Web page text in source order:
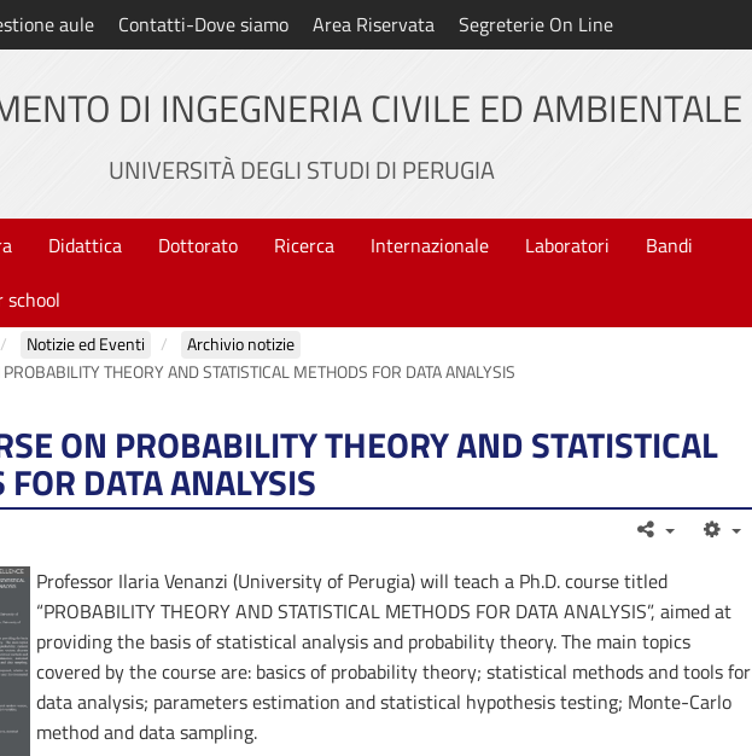
aule Contatti-Dove siamo Area Riservata Segreterie On Line
DI INGEGNERIA CIVILE ED AMBIENTALE
UNIVERSITÀ DEGLI STUDI DI PERUGIA
Didattica Dottorato Ricerca Internazionale Laboratori
Bandi
school
Notizie ed Eventi
Archivio notizie
THEORY AND STATISTICAL METHODS FOR DATA ANALYSIS
ON PROBABILITY THEORY AND STATISTICAL
DATA ANALYSIS
Professor Ilaria Venanzi (University of Perugia) will teach a Ph.D. course titled
“PROBABILITY THEORY AND STATISTICAL METHODS FOR DATA ANALYSIS”, aimed at
providing the basis of statistical analysis and probability theory. The main topics
covered by the course are: basics of probability theory; statistical methods and tools for
data analysis; parameters estimation and statistical hypothesis testing; Monte-Carlo
method and data sampling.